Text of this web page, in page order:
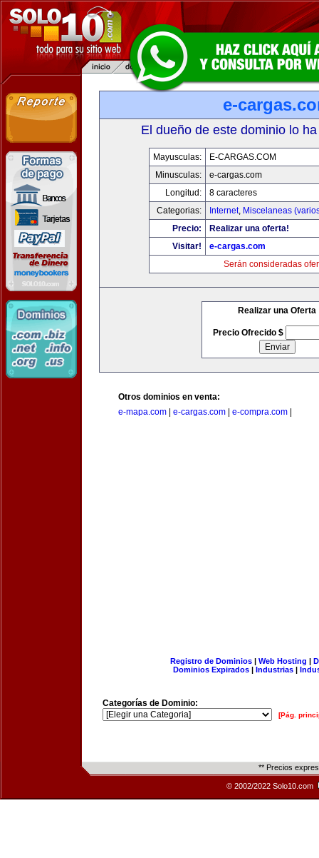
e-
El dueño de este dominio lo
Mayusculas:
E-CARGAS.COM
Minusculas:
e-cargas.com
Longitud:
8 caracteres
Categorias:
Internet, Miscelaneas
Precio:
Realizar una oferta!
Visitar!
e-cargas.com
Serán consideradas
Realizar una Oferta
Precio Ofrecido $
Otros dominios en venta:
e-mapa.com
e-cargas.com e-compra.com
Registro de Dominios| Web Hosting |
Dominios Expirados | Industrias |
Categorías de Dominio:
[Pág.
** Precios
© 2002/2022 Solo10.com